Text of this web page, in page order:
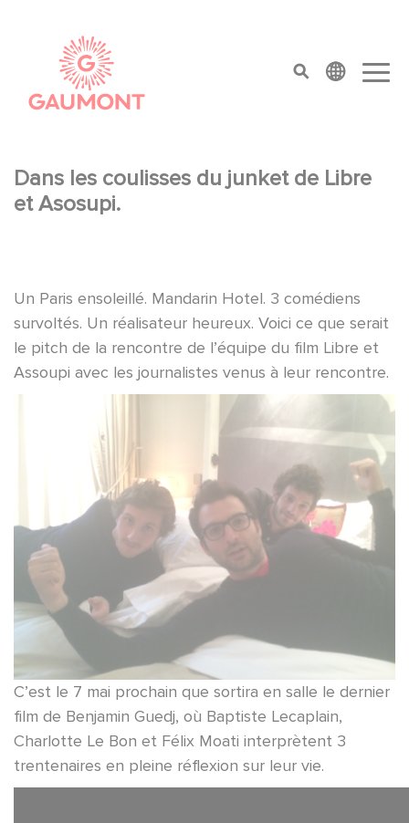
top menu
Dans les coulisses du junket de Libre
et Asosupi.
Un Paris ensoleillé. Mandarin Hotel. 3 comédiens
survoltés. Un réalisateur heureux. Voici ce que serait
le pitch de la rencontre de l’équipe du film Libre et
Assoupi avec les journalistes venus à leur rencontre.
C’est le 7 mai prochain que sortira en salle le dernier
film de Benjamin Guedj, où Baptiste Lecaplain,
Charlotte Le Bon et Félix Moati interprètent 3
trentenaires en pleine réflexion sur leur vie.